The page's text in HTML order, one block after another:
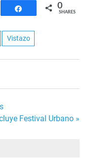
Share 0
SHARES
Vistazo
Festival Urbano »